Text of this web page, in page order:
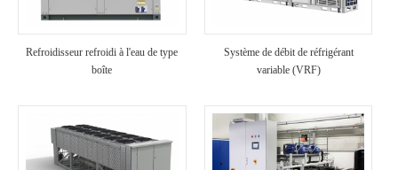
Refroidisseur refroidi à l'eau de type
boîte
Système de débit de réfrigérant
variable (VRF)